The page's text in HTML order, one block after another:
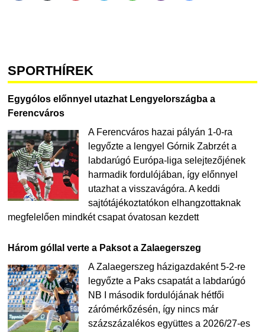
SPORTHÍREK
Egygólos előnnyel utazhat Lengyelországba a
Ferencváros
A Ferencváros hazai pályán 1-0-ra
legyőzte a lengyel Górnik Zabrzét a
labdarúgó Európa-liga selejtezőjének
harmadik fordulójában, így előnnyel
utazhat a visszavágóra. A keddi
sajtótájékoztatókon elhangzottaknak
megfelelően mindkét csapat óvatosan kezdett
Három góllal verte a Paksot a Zalaegerszeg
A Zalaegerszeg házigazdaként 5-2-re
legyőzte a Paks csapatát a labdarúgó
NB I második fordulójának hétfői
zárómérkőzésén, így nincs már
százszázalékos együttes a 2026/27-es